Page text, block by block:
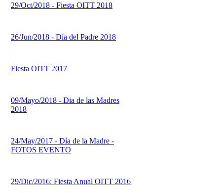
29/Oct/2018 - Fiesta OITT 2018
26/Jun/2018 - Día del Padre 2018
Fiesta OITT 2017
09/Mayo/2018 - Dia de las Madres
2018
24/May/2017 - Día de la Madre -
FOTOS EVENTO
29/Dic/2016: Fiesta Anual OITT 2016